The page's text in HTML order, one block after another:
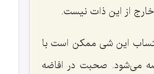
از این ذات نیست.
این شى ممكن است با
مى‌شود. صحبت در افاضه